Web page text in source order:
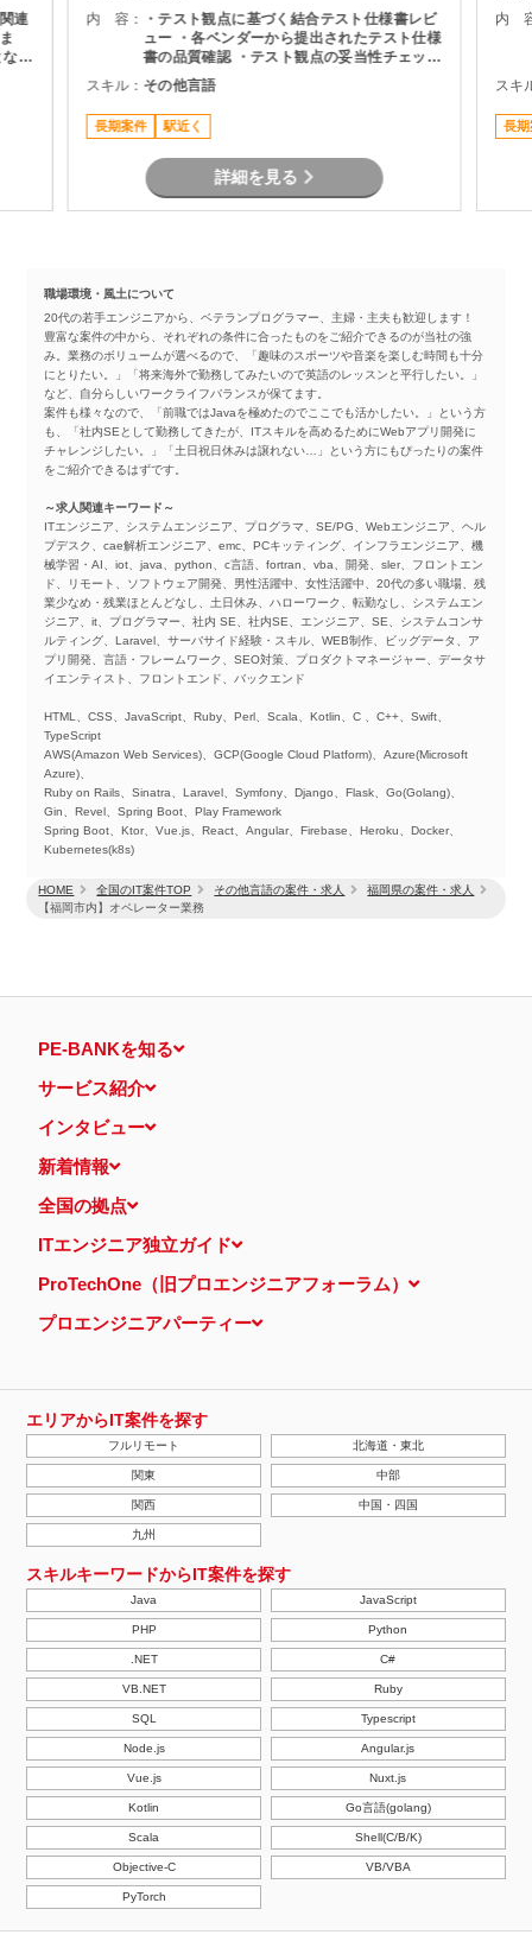
HOME 全国のIT案件TOP その他言語の案件・求人
福岡県の案件・求人
【福岡市内】オペレーター業務
連
る
内 容：
・テスト観点に基づく結合テスト仕様書レビ
ュー ・各ベンダーから提出されたテスト仕様
書の品質確認 ・テスト観点の妥当性チェック
・指摘事項の整理およびレビュー結果のフィ
ードバック ・プロジェクト関係者との調整・
コミュニケーション
スキル： その他言語
長期案件 駅近く
詳細を見る
内
スキ
長期
職場環境・風土について
20代の若手エンジニアから、ベテランプログラマー、主婦・主夫も歓迎します！
豊富な案件の中から、それぞれの条件に合ったものをご紹介できるのが当社の強
み。業務のボリュームが選べるので、「趣味のスポーツや音楽を楽しむ時間も十分
にとりたい。」「将来海外で勤務してみたいので英語のレッスンと平行したい。」
など、自分らしいワークライフバランスが保てます。
案件も様々なので、「前職ではJavaを極めたのでここでも活かしたい。」という方
も、「社内SEとして勤務してきたが、ITスキルを高めるためにWebアプリ開発に
チャレンジしたい。」「土日祝日休みは譲れない…」という方にもぴったりの案件
をご紹介できるはずです。
～求人関連キーワード～
ITエンジニア、システムエンジニア、プログラマ、SE/PG、Webエンジニア、ヘル
プデスク、cae解析エンジニア、emc、PCキッティング、インフラエンジニア、機
械学習・AI、iot、java、python、c言語、fortran、vba、開発、sler、フロントエン
ド、リモート、ソフトウェア開発、男性活躍中、女性活躍中、20代の多い職場、残
業少なめ・残業ほとんどなし、土日休み、ハローワーク、転勤なし、システムエン
ジニア、it、プログラマー、社内 SE、社内SE、エンジニア、SE、システムコンサ
ルティング、Laravel、サーバサイド経験・スキル、WEB制作、ビッグデータ、ア
プリ開発、言語・フレームワーク、SEO対策、プロダクトマネージャー、データサ
イエンティスト、フロントエンド、バックエンド
HTML、CSS、JavaScript、Ruby、Perl、Scala、Kotlin、C 、C++、Swift、
TypeScript
AWS(Amazon Web Services)、GCP(Google Cloud Platform)、Azure(Microsoft
Azure)、
Ruby on Rails、Sinatra、Laravel、Symfony、Django、Flask、Go(Golang)、
Gin、Revel、Spring Boot、Play Framework
Spring Boot、Ktor、Vue.js、React、Angular、Firebase、Heroku、Docker、
Kubernetes(k8s)
PE-BANKを知る
サービス紹介
インタビュー
新着情報
全国の拠点
ITエンジニア独立ガイド
ProTechOne（旧プロエンジニアフォーラム）
プロエンジニアパーティー
エリアからIT案件を探す
フルリモート 北海道・東北
関東 中部
関西 中国・四国
九州
スキルキーワードからIT案件を探す
Java JavaScript
PHP Python
.NET C#
VB.NET Ruby
SQL Typescript
Node.js Angular.js
Vue.js Nuxt.js
Kotlin Go言語(golang)
Scala Shell(C/B/K)
Objective-C VB/VBA
PyTorch